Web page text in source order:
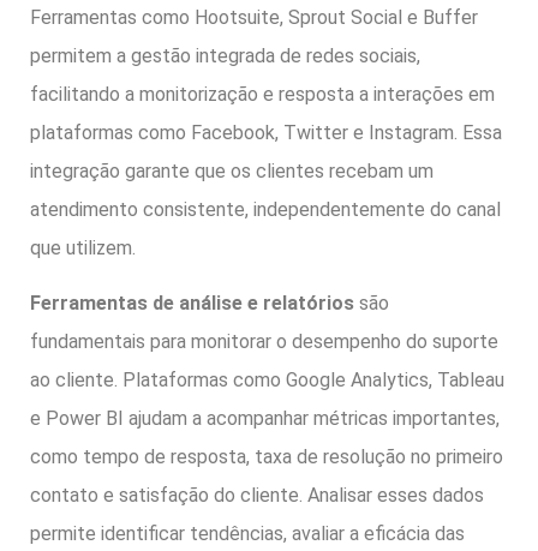
Ferramentas como Hootsuite, Sprout Social e Buffer
permitem a gestão integrada de redes sociais,
facilitando a monitorização e resposta a interações em
plataformas como Facebook, Twitter e Instagram. Essa
integração garante que os clientes recebam um
atendimento consistente, independentemente do canal
que utilizem.
Ferramentas de análise e relatórios são
fundamentais para monitorar o desempenho do suporte
ao cliente. Plataformas como Google Analytics, Tableau
e Power BI ajudam a acompanhar métricas importantes,
como tempo de resposta, taxa de resolução no primeiro
contato e satisfação do cliente. Analisar esses dados
permite identificar tendências, avaliar a eficácia das